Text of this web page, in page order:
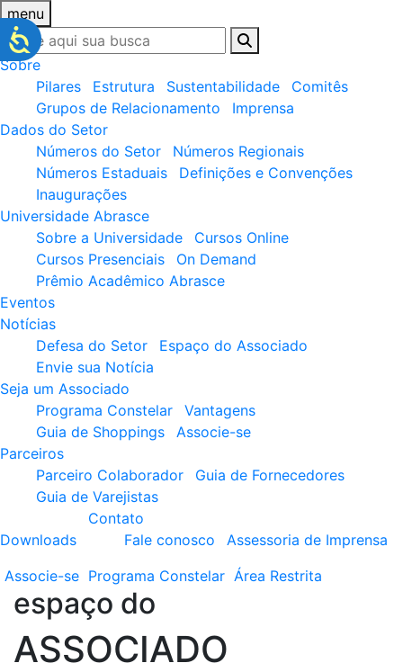
menu
Sobre
Pilares
Estrutura Sustentabilidade
Comitês
Grupos de Relacionamento
Imprensa
Dados do Setor
Números do Setor
Números Regionais
Números Estaduais
Definições e Convenções
Inaugurações
Universidade Abrasce
Sobre a Universidade
Cursos Online
Cursos Presenciais
On Demand
Prêmio Acadêmico Abrasce
Eventos
Notícias
Defesa do Setor
Espaço do Associado
Envie sua Notícia
Seja um Associado
Programa Constelar
Vantagens
Guia de Shoppings
Associe-se
Parceiros
Parceiro Colaborador
Guia de Fornecedores
Guia de Varejistas
Downloads
Contato
Fale conosco
Assessoria de Imprensa
Associe-se Programa Constelar Área Restrita
espaço do
ASSOCIADO